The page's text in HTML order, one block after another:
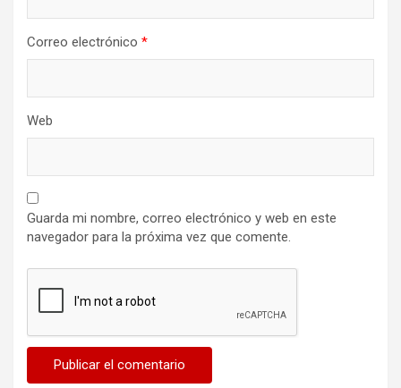
Correo electrónico *
Web
Guarda mi nombre, correo electrónico y web en este
navegador para la próxima vez que comente.